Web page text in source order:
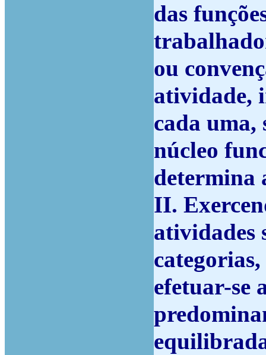
das
ou
atividade,
cada uma,
núcleo
determina
II.
atividades
efetuar-se